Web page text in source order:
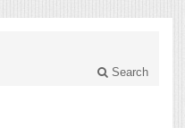
Search